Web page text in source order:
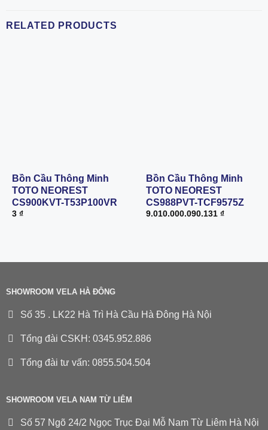
RELATED PRODUCTS
Bồn Cầu Thông Minh
TOTO NEOREST
CS900KVT-T53P100VR
3 ₫
Bồn Cầu Thông Minh
TOTO NEOREST
CS988PVT-TCF9575Z
9.010.000.090.131 ₫
SHOWROOM VELA HÀ ĐÔNG
Số 35 . LK22 Hà Trì Hà Cầu Hà Đông Hà Nội
Tổng đài CSKH: 0345.952.886
Tổng đài tư vấn: 0855.504.504
SHOWROOM VELA NAM TỪ LIÊM
Số 57 Ngõ 24/2 Ngọc Trục Đại Mỗ Nam Từ Liêm Hà Nội